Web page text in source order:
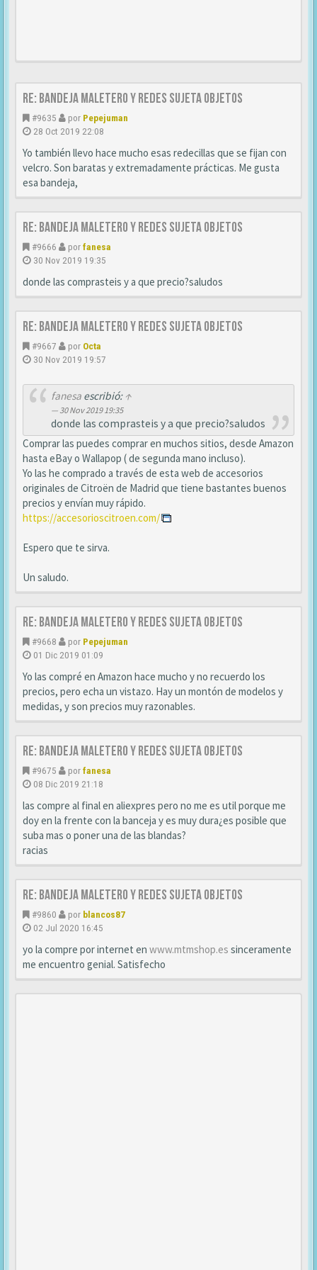
Re: Bandeja maletero y redes sujeta objetos
#9635 por Pepejuman
28 Oct 2019 22:08
Yo también llevo hace mucho esas redecillas que se fijan con
velcro. Son baratas y extremadamente prácticas. Me gusta
esa bandeja,
Re: Bandeja maletero y redes sujeta objetos
#9666 porfanesa
30 Nov 2019 19:35
donde las comprasteis y a que precio?saludos
Re: Bandeja maletero y redes sujeta objetos
#9667 por Octa
30 Nov 2019 19:57
fanesaescribió: ↑
30 Nov 2019 19:35
donde las comprasteis y a que precio?saludos
Comprar las puedes comprar en muchos sitios, desde Amazon
hasta eBay o Wallapop ( de segunda mano incluso).
Yo las he comprado a través de esta web de accesorios
originales de Citroën de Madrid que tiene bastantes buenos
precios y envían muy rápido.
https://accesorioscitroen.com/
Espero que te sirva.
Un saludo.
Re: Bandeja maletero y redes sujeta objetos
#9668 por Pepejuman
01 Dic 2019 01:09
Yo las compré en Amazon hace mucho y no recuerdo los
precios, pero echa un vistazo. Hay un montón de modelos y
medidas, y son precios muy razonables.
Re: Bandeja maletero y redes sujeta objetos
#9675 porfanesa
08 Dic 2019 21:18
las compre al final en aliexpres pero no me es util porque me
doy en la frente con la banceja y es muy dura¿es posible que
suba mas o poner una de las blandas?
racias
Re: Bandeja maletero y redes sujeta objetos
#9860 por blancos87
02 Jul 2020 16:45
yo la compre por internet en www.mtmshop.es sinceramente
me encuentro genial. Satisfecho